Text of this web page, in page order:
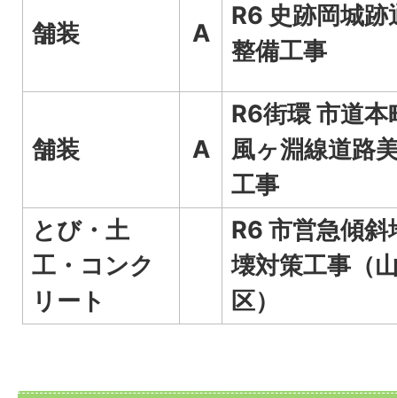
舗装 A
R6 史跡岡城跡
整備工事
舗装 A
R6街環 市道本
風ヶ淵線道路
工事
とび・土
工・コンク
リート
R6 市営急傾斜
壊対策工事（
区）